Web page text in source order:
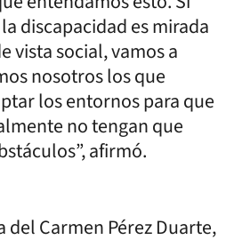
discapacidad es mirada
vista social, vamos a
nosotros los que
los entornos para que
no tengan que
afirmó.
del Carmen Pérez Duarte,